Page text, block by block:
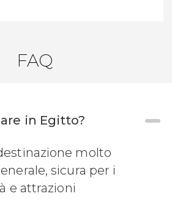
el-Sheikh
FAQ
in Egitto?
molto
sicura per i
e attrazioni